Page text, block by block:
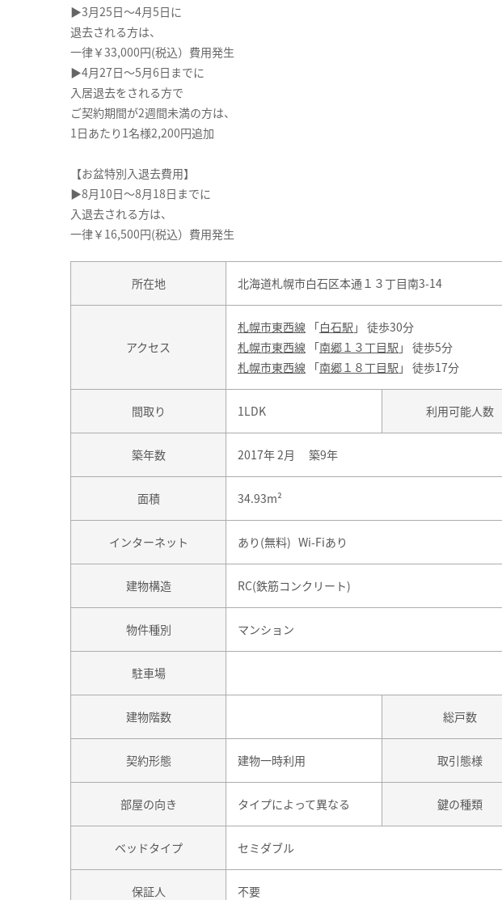
▶3月25日～4月5日に
退去される方は、
一律￥33,000円(税込）費用発生
▶4月27日～5月6日までに
入居退去をされる方で
ご契約期間が2週間未満の方は、
1日あたり1名様2,200円追加
【お盆特別入退去費用】
▶8月10日～8月18日までに
入退去される方は、
一律￥16,500円(税込）費用発生
所在地 北海道札幌市白石区本通１３丁目南3-14
アクセス
札幌市東西線 「白石駅 」 徒歩30分
札幌市東西線 「南郷１３丁目駅 」 徒歩5分
札幌市東西線 「南郷１８丁目駅 」 徒歩17分
間取り 1LDK 利用可能人数
築年数 2017年 2月 築9年
面積 34.93m²
インターネット あり(無料) Wi-Fiあり
建物構造 RC(鉄筋コンクリート)
物件種別 マンション
駐車場
建物階数 総戸数
契約形態 建物一時利用 取引態様
部屋の向き タイプによって異なる 鍵の種類
ベッドタイプ セミダブル
保証人 不要